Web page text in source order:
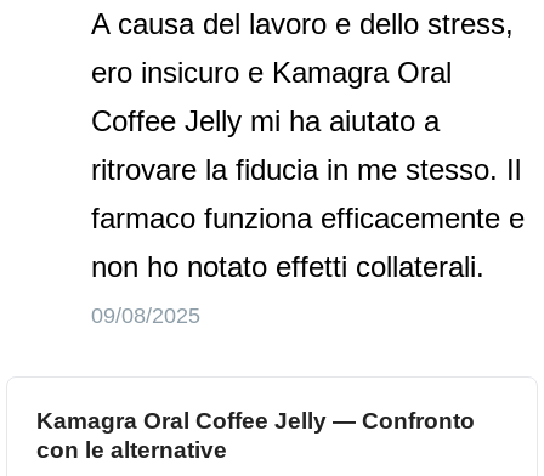
A causa del lavoro e dello stress,
ero insicuro e Kamagra Oral
Coffee Jelly mi ha aiutato a
ritrovare la fiducia in me stesso. Il
farmaco funziona efficacemente e
non ho notato effetti collaterali.
09/08/2025
Kamagra Oral Coffee Jelly — Confronto
con le alternative